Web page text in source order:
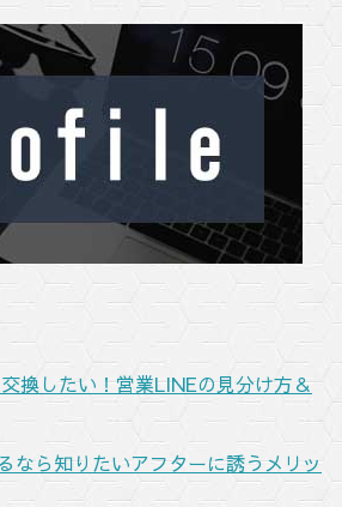
換したい！営業LINEの見分け方＆
なら知りたいアフターに誘うメリッ